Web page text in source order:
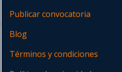
Publicar convocatoria
Blog
Términos y condiciones